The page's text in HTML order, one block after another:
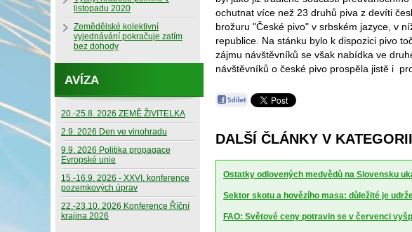
ochutnat více než 23 druhů piva z devíti
brožuru "České pivo" v srbském jazyce, v
republice. Na stánku bylo k dispozici pivo
zájmu návštěvníků se však nabídka ve
návštěvníků o české pivo prospěla jistě i
DALŠÍ ČLÁNKY V KATEGORII
Ostatky odlovených medvědů na Slovensku
Sektor skotu a hovězího masa: důležité je
FAO: Světové ceny potravin se v červenci
listopadu 2020
Zemědělské kolektivní
vyjednávání pokračuje zatím
bez dohody
AVÍZA
20.-25.8. 2026 ZEMĚ ŽIVITELKA
2.9. 2026 Den ve vinohradu
9.9. 2026 Politika propagace
Evropské unie
15.-16.9. 2026 - XXVI. konference
pozemkových úprav
22.-23.10. 2026 Konference Říční
krajina 2026